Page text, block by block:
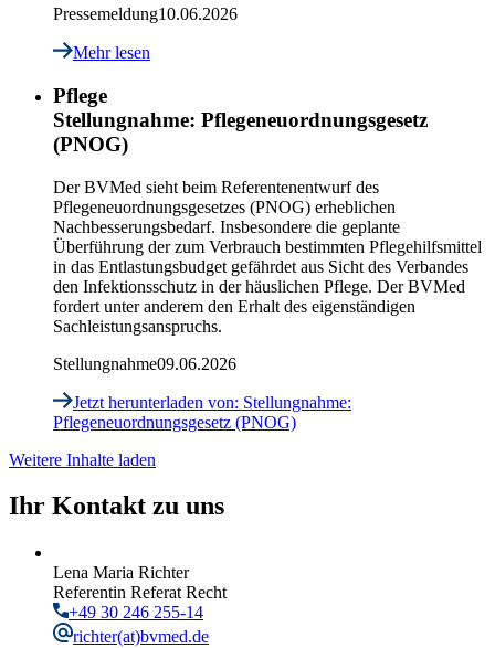
Pressemeldung10.06.2026
Mehr lesen
Pflege
Stellungnahme: Pflegeneuordnungsgesetz
(PNOG)
Der BVMed sieht beim Referentenentwurf des
Pflegeneuordnungsgesetzes (PNOG) erheblichen
Nachbesserungsbedarf. Insbesondere die geplante
Überführung der zum Verbrauch bestimmten Pflegehilfsmittel
in das Entlastungsbudget gefährdet aus Sicht des Verbandes
den Infektionsschutz in der häuslichen Pflege. Der BVMed
fordert unter anderem den Erhalt des eigenständigen
Sachleistungsanspruchs.
Stellungnahme09.06.2026
Jetzt herunterladen von: Stellungnahme:
Pflegeneuordnungsgesetz (PNOG)
Weitere Inhalte laden
Ihr Kontakt zu uns
Lena Maria Richter
Referentin Referat Recht
+49 30 246 255-14
richter(at)bvmed.de